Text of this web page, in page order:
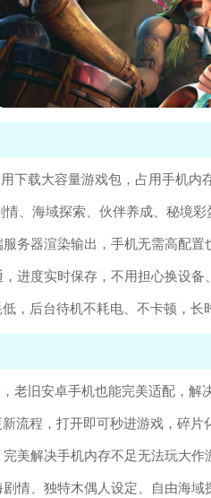
下载大容量游戏包，占用手机内
、海域探索、伙伴养成、秘境彩
务器渲染输出，手机无需高配置
进度实时保存，不用担心换设备
，后台待机不耗电、不卡顿，长
老旧安卓手机也能完美适配，解
流程，打开即可秒进游戏，碎片
美解决手机内存不足无法玩大作
情、独特木偶人设定、自由海域